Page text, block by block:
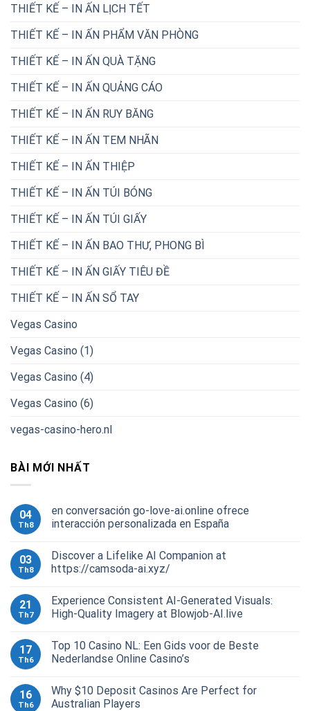
THIẾT KẾ – IN ẤN LỊCH TẾT
THIẾT KẾ – IN ẤN PHẨM VĂN PHÒNG
THIẾT KẾ – IN ẤN QUÀ TẶNG
THIẾT KẾ – IN ẤN QUẢNG CÁO
THIẾT KẾ – IN ẤN RUY BĂNG
THIẾT KẾ – IN ẤN TEM NHÃN
THIẾT KẾ – IN ẤN THIỆP
THIẾT KẾ – IN ẤN TÚI BÓNG
THIẾT KẾ – IN ẤN TÚI GIẤY
THIẾT KẾ – IN ẤN BAO THƯ, PHONG BÌ
THIẾT KẾ – IN ẤN GIẤY TIÊU ĐỀ
THIẾT KẾ – IN ẤN SỔ TAY
Vegas Casino
Vegas Casino (1)
Vegas Casino (4)
Vegas Casino (6)
vegas-casino-hero.nl
BÀI MỚI NHẤT
04
Th8
en conversación go-love-ai.online ofrece
interacción personalizada en España
03
Th8
Discover a Lifelike AI Companion at
https://camsoda-ai.xyz/
21
Th7
Experience Consistent AI-Generated Visuals:
High-Quality Imagery at Blowjob-AI.live
17
Th6
Top 10 Casino NL: Een Gids voor de Beste
Nederlandse Online Casino’s
16
Th6
Why $10 Deposit Casinos Are Perfect for
Australian Players